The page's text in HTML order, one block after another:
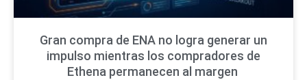
Gran compra de ENA no logra generar un
impulso mientras los compradores de
Ethena permanecen al margen